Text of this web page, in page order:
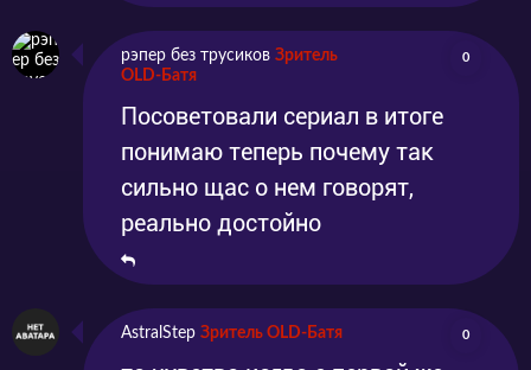
рэпер без трусиков Зритель
OLD-Батя
0
Посоветовали сериал в итоге
понимаю теперь почему так
сильно щас о нем говорят,
реально достойно
AstralStep Зритель OLD-Батя 0